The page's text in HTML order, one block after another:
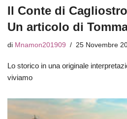
Il Conte di
Un articolo di
di Mnamon201909 25 Novembre
Lo storico in una originale
viviamo